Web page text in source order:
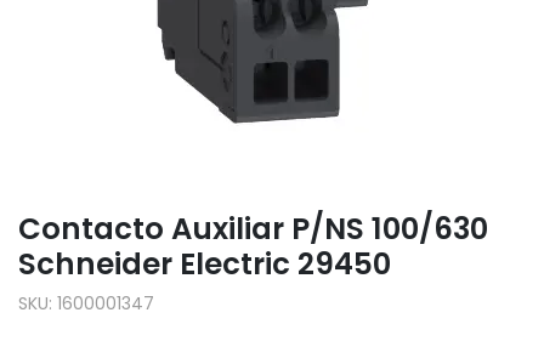
Contacto Auxiliar P/NS 100/630
Schneider Electric 29450
SKU: 1600001347